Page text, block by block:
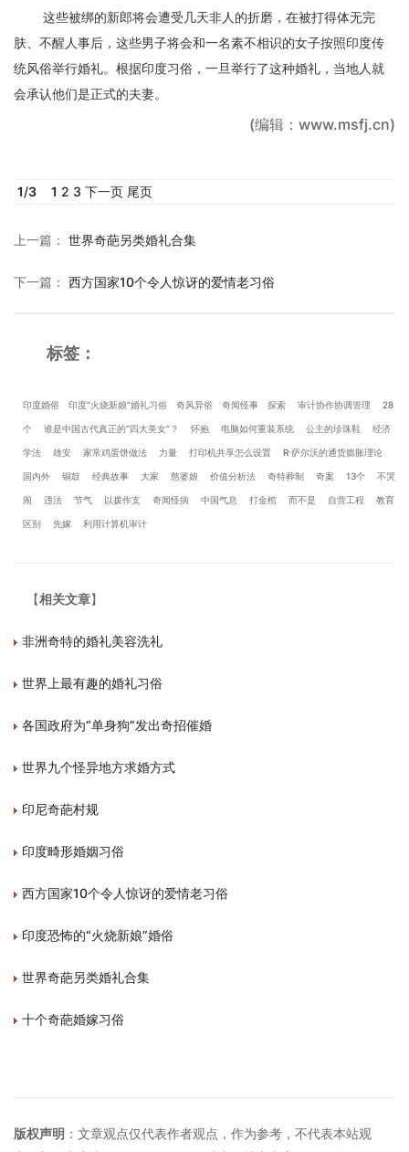
这些被绑的新郎将会遭受几天非人的折磨，在被打得体无完
肤、不醒人事后，这些男子将会和一名素不相识的女子按照印度传
统风俗举行婚礼。根据印度习俗，一旦举行了这种婚礼，当地人就
会承认他们是正式的夫妻。
(编辑：www.msfj.cn)
1/3 1 2 3 下一页 尾页
上一篇 ： 世界奇葩另类婚礼合集
下一篇 ： 西方国家10个令人惊讶的爱情老习俗
标签：
印度婚俗 印度“火烧新娘”婚礼习俗 奇风异俗 奇闻怪事 探索 审计协作协调管理 28
个 谁是中国古代真正的“四大美女”？ 怀抱 电脑如何重装系统 公主的珍珠鞋 经济
学法 雄安 家常鸡蛋饼做法 力量 打印机共享怎么设置 R·萨尔沃的通货膨胀理论
国内外 铜鼓 经典故事 大家 憨婆娘 价值分析法 奇特葬制 奇案 13个 不哭
闹 违法 节气 以拨作支 奇闻怪病 中国气息 打金棺 而不是 自营工程 教育
区别 先嫁 利用计算机审计
【相关文章】
非洲奇特的婚礼美容洗礼
世界上最有趣的婚礼习俗
各国政府为“单身狗”发出奇招催婚
世界九个怪异地方求婚方式
印尼奇葩村规
印度畸形婚姻习俗
西方国家10个令人惊讶的爱情老习俗
印度恐怖的“火烧新娘”婚俗
世界奇葩另类婚礼合集
十个奇葩婚嫁习俗
版权声明 ：文章观点仅代表作者观点，作为参考，不代表本站观